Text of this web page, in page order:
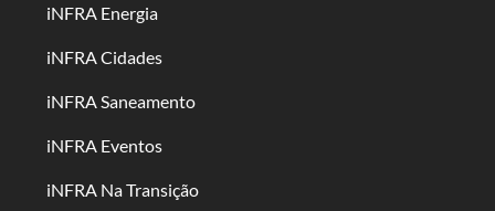
iNFRA Energia
iNFRA Cidades
iNFRA Saneamento
iNFRA Eventos
iNFRA Na Transição